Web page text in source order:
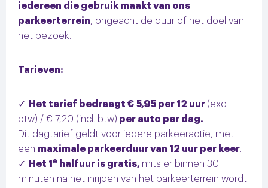
Messenger
iedereen die gebruik maakt van ons
parkeerterrein, ongeacht de duur of het doel van
het bezoek.
Tarieven:
Het tarief bedraagt € 5,95 per 12 uur (excl.
btw) / € 7,20 (incl. btw) per auto per dag.
Dit dagtarief geldt voor iedere parkeeractie, met
een maximale parkeerduur van 12 uur per keer
Het 1 e halfuur is gratis, mits er binnen 30
minuten na het inrijden van het parkeerterrein wordt